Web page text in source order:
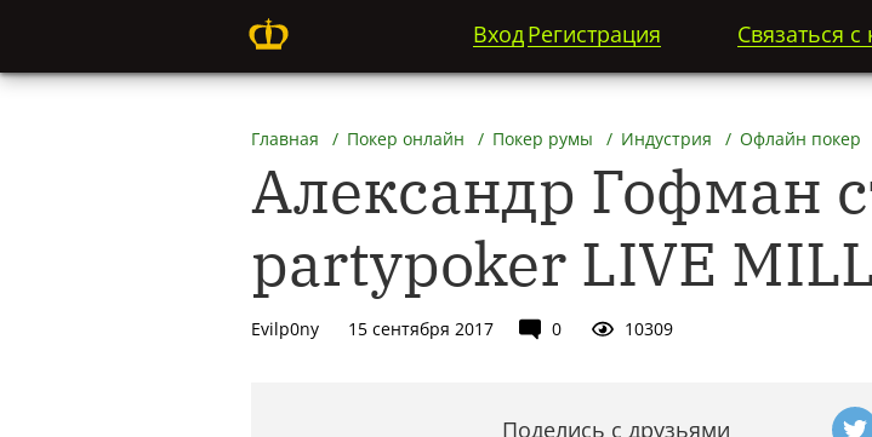
ВходРегистрация Связаться с
Главная Покер онлайн Покер румы Индустрия Офлайн покер
Александр Гофман
partypoker LIVE
Evilp0ny 15 сентября 2017 0 10309
Поделись с друзьями